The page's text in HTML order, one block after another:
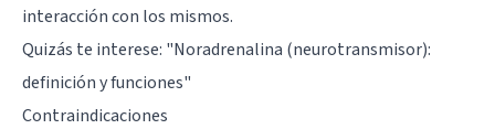
interacción con los mismos.
Quizás te interese: "Noradrenalina (neurotransmisor):
definición y funciones"
Contraindicaciones